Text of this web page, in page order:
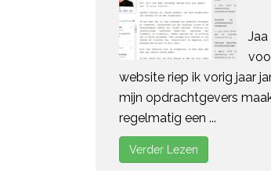
website riep ik vorig jaar
mijn opdrachtgevers
regelmatig een ...
Verder Lezen